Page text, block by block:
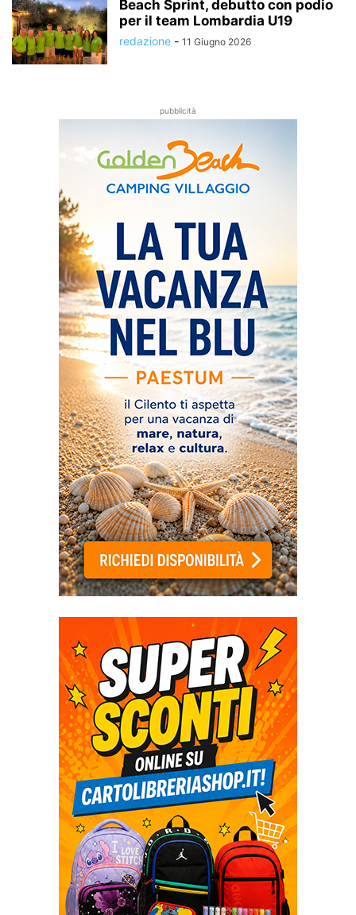
Beach Sprint, debutto con podio
per il team Lombardia U19
redazione - 11 Giugno 2026
pubblicità